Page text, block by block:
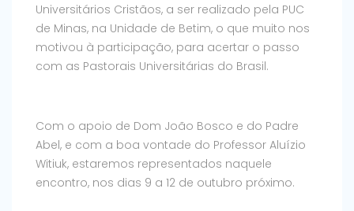
Universitários Cristãos, a ser realizado pela PUC
de Minas, na Unidade de Betim, o que muito nos
motivou à participação, para acertar o passo
com as Pastorais Universitárias do Brasil.
Com o apoio de Dom João Bosco e do Padre
Abel, e com a boa vontade do Professor Aluízio
Witiuk, estaremos representados naquele
encontro, nos dias 9 a 12 de outubro próximo.